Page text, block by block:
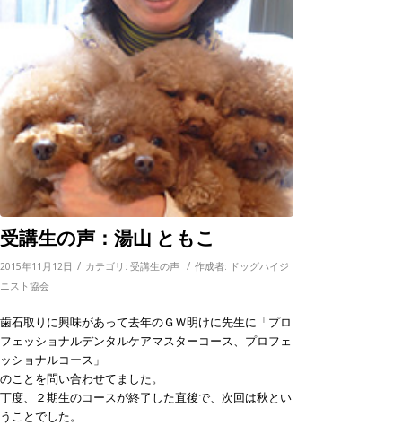
受講生の声：湯山 ともこ
2015年11月12日 / カテゴリ: 受講生の声 / 作成者: ドッグハイジ
ニスト協会
歯石取りに興味があって去年のＧＷ明けに先生に「プロ
フェッショナルデンタルケアマスターコース、プロフェ
ッショナルコース」
のことを問い合わせてました。
丁度、２期生のコースが終了した直後で、次回は秋とい
うことでした。